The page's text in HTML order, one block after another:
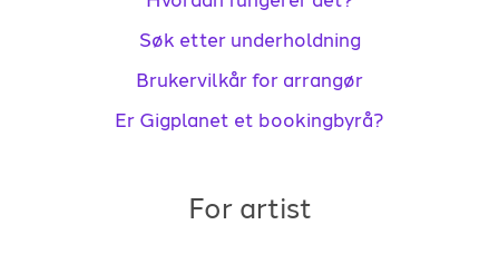
Søk etter underholdning
Brukervilkår for arrangør
Er Gigplanet et bookingbyrå?
For artist